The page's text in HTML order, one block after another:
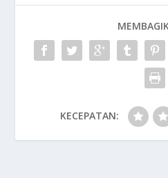
KECEPATAN: